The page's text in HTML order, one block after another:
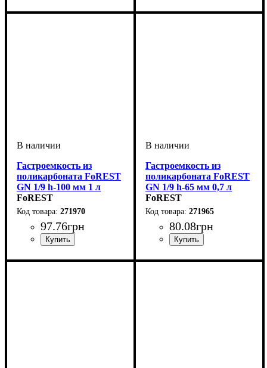
Гастроемкость из
поликарбоната FoREST
GN 1/9 h-100 мм 1 л
FoREST
271970
97.76грн
Гастроемкость из
поликарбоната FoREST
GN 1/9 h-65 мм 0,7 л
FoREST
271965
80.08грн